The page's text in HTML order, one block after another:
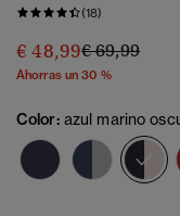
(18)
€ 48,99Precio
€ 69,99a
Ahorras un 30 %
Color: azul marino